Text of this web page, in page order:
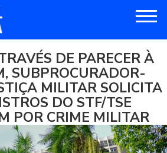
DE PARECER À
SUBPROCURADOR-
MILITAR SOLICITA
DO STF/TSE
POR CRIME MILITAR